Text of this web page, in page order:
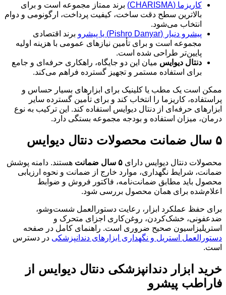
کاریزما (CHARISMA)
برند ممتاز مجموعه است و برای
بالاترین سطح دقت ساخت، کیفیت پرداخت، ارگونومی و دوام
انتخاب می‌شود.
پیشرو دنیار (Pishro Danyar) یا پیشرو
برند اقتصادی
مجموعه است و برای تأمین نیازهای عمومی با هزینه اولیه
پایین‌تر طراحی شده است.
دنتال دیوایس میان این دو جایگاه، راهکاری حرفه‌ای و جامع
برای استفاده مستمر و تجهیز گسترده فراهم می‌کند.
ممکن است یک مطب یا کلینیک برای ابزارهای بسیار حساس و
پراستفاده، کاریزما را انتخاب کند و برای تأمین گسترده سایر
ابزارهای حرفه‌ای از دنتال دیوایس استفاده کند. این ترکیب به نوع
درمان، میزان استفاده و بودجه مجموعه بستگی دارد.
۵ سال ضمانت محصولات دنتال دیوایس
محصولات دنتال دیوایس دارای ۵ سال ضمانت
هستند. دامنه پوشش
ضمانت، شرایط نگهداری، موارد خارج از ضمانت و نحوه ارزیابی
محصول باید مطابق ضمانت‌نامه، فاکتور فروش و ضوابط
اعلام‌شده برای همان محصول بررسی شود.
برای حفظ عملکرد ابزار، رعایت دستورالعمل شست‌وشو،
ضدعفونی، خشک‌کردن، روغن‌کاری اجزای متحرک و
استریلیزاسیون صحیح ضروری است. راهنمای کامل در صفحه
دستورالعمل استریل و نگهداری ابزارهای دندانپزشکی در دسترس
است.
خرید ابزار دندانپزشکی دنتال دیوایس از
فاراطب پیشرو